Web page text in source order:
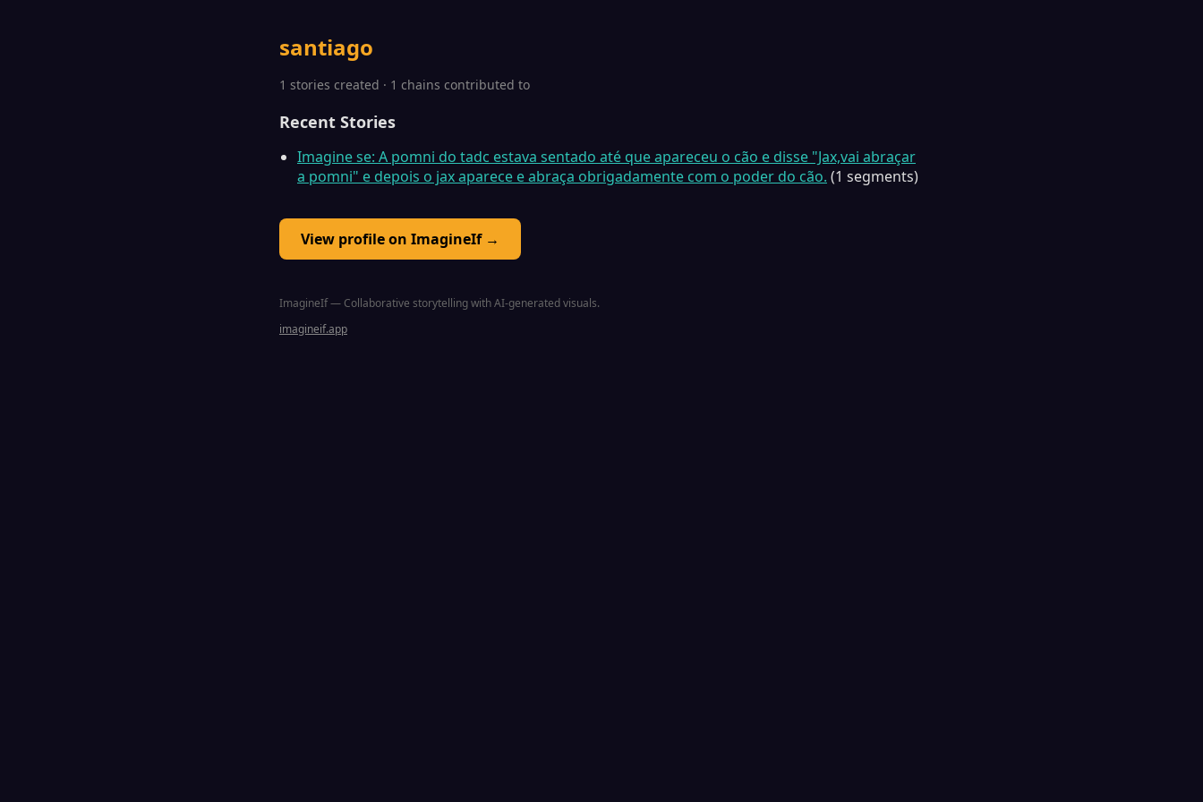
santiago
1 stories created · 1 chains contributed to
Recent Stories
Imagine se: A pomni do tadc estava sentado até que apareceu o cão e disse "Jax,vai abraçar
a pomni" e depois o jax aparece e abraça obrigadamente com o poder do cão. (1 segments)
View profile on ImagineIf →
ImagineIf — Collaborative storytelling with AI-generated visuals.
imagineif.app